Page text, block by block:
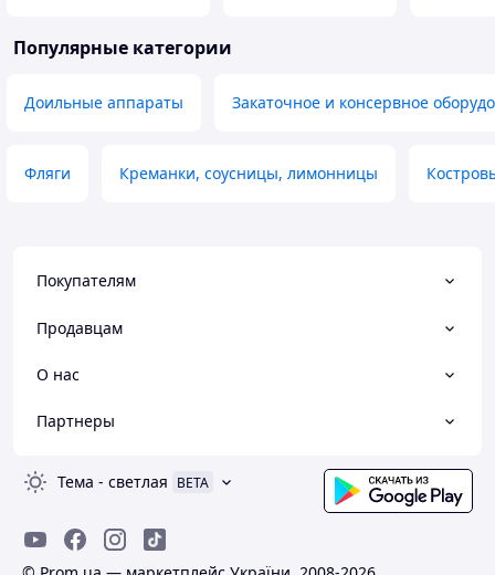
Популярные категории
Доильные аппараты Закаточное и консервное
Фляги Креманки, соусницы, лимонницы
Покупателям
Продавцам
О нас
Партнеры
Тема - светлая BETA